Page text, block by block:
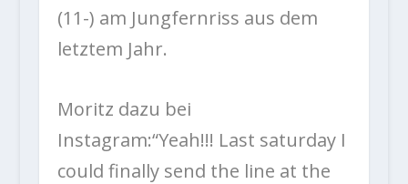
(11-) am Jungfernriss aus dem
letztem Jahr.
Moritz dazu bei
Instagram:“Yeah!!! Last saturday I
could finally send the line at the